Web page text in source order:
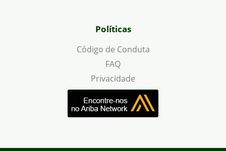
Políticas
Código de Conduta
FAQ
Privacidade